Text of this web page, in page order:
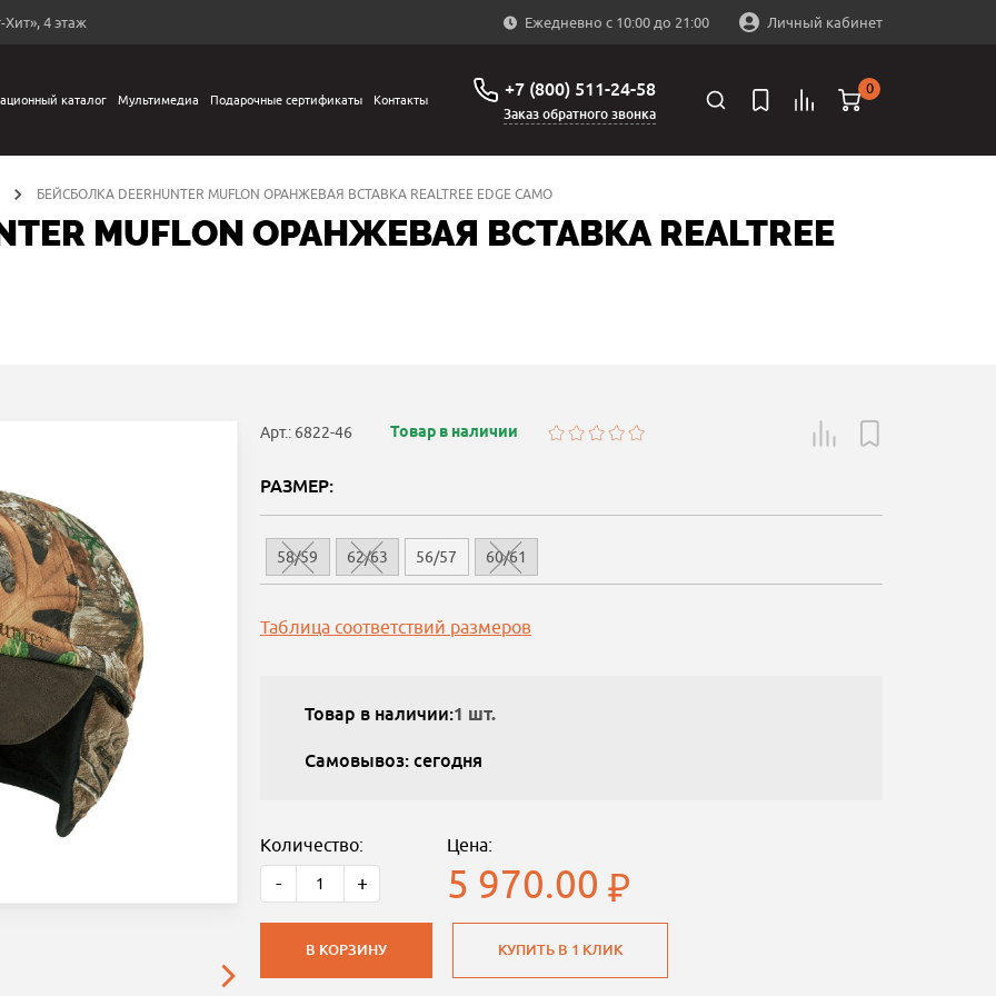
4 этаж Ежедневно с 10:00 до 21:00 Личный кабинет
каталог Мультимедиа Подарочные сертификаты Контакты +7 (800) 511-24-58
Заказ обратного звонка
0
БЕЙСБОЛКА DEERHUNTER MUFLON ОРАНЖЕВАЯ ВСТАВКА REALTREE EDGE CAMO
MUFLON ОРАНЖЕВАЯ ВСТАВКА REALTREE
Арт.: 6822-46 Товар в наличии
РАЗМЕР:
58/59 62/63 56/57 60/61
Таблица соответствий размеров
Товар в наличии:1 шт.
Самовывоз: сегодня
Количество:
- +
Цена:
5 970.00
В КОРЗИНУ КУПИТЬ В 1 КЛИК